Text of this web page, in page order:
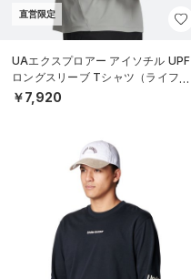
直営限定
UAエクスプロアー アイソチル UPF
ロングスリーブ Tシャツ（ライフス
タイル/MEN）
￥7,920